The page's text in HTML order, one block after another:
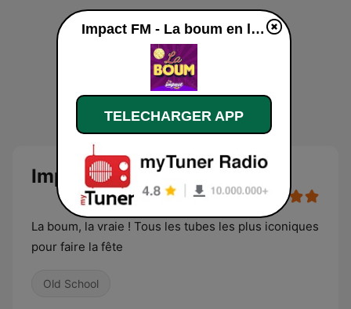
Impact FM - La boum
La boum, la vraie ! Tous les tubes les plus iconiques
pour faire la fête
Old School
Impact FM - La boum en ligne
TELECHARGER APP